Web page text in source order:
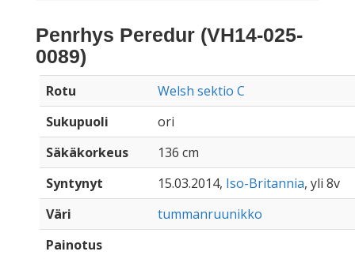
Penrhys Peredur (VH14-025-
0089)
Rotu
Welsh sektio C
Sukupuoli
ori
Säkäkorkeus
136 cm
Syntynyt
15.03.2014, Iso-Britannia, yli 8v
Väri
tummanruunikko
Painotus